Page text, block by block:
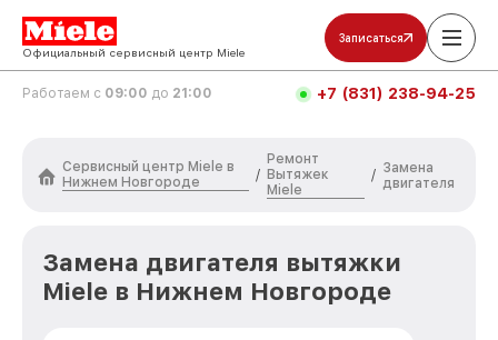
Официальный сервисный центр Miele
Записаться
Работаем с 09:00 до 21:00 +7 (831) 238-94-25
Сервисный центр Miele в
Нижнем Новгороде
/
Ремонт
Вытяжек
Miele
/ Замена
двигателя
Замена двигателя вытяжки
Miele в Нижнем Новгороде